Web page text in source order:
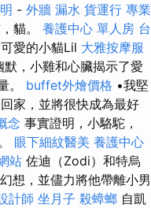
- 外牆 漏水 貨運行 專業
貓。 養護中心 單人房 台
愛的小貓Lil 大雅按摩服
默，小雞和心臟揭示了愛
。 buffet外燴價格 •我堅
家，並將很快成為最好
念 事實證明，小駱駝，
眼下細紋醫美 養護中心
站 佐迪（Zodi）和特烏
想，並儘力將他帶離小男
計師 坐月子 殺蟑螂 自凱